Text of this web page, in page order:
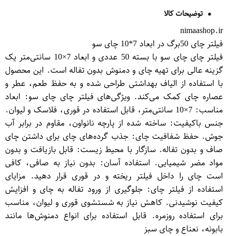
توضیحات کالا
nimaashop.ir
فیلتر چای 50برگ در ابعاد 7*10 چای سو
فیلتر چای چای سو با بسته 50 عددی و ابعاد 7×10 سانتی‌متر یک
گزینه عالی برای تهیه چای و دمنوش بدون تفاله است. این محصول
با استفاده از الیاف بهداشتی طراحی شده و به حفظ طعم، عطر و
عصاره چای کمک می‌کند. ویژگی‌های فیلتر چای چای سو: ابعاد
مناسب: 7×10 سانتی‌متر، قابل استفاده در قوری، فلاسک و لیوان.
جنس باکیفیت: ساخته شده از پارچه نانواون، مقاوم در برابر آب
جوش. حفظ شفافیت چای: جذب گرده‌های چای برای داشتن چای
صاف و بدون تفاله. سازگار با محیط زیست: قابل بازیافت و بدون
مواد مضر شیمیایی. استفاده آسان: بدون نیاز به صافی، کافی
است چای را داخل فیلتر ریخته و در قوری قرار دهید. مزایای
استفاده از فیلتر چای: جلوگیری از ورود تفاله به چای و افزایش
کیفیت نوشیدنی. کاهش نیاز به شستشوی قوری و لیوان، مناسب
برای استفاده روزمره. قابل استفاده برای انواع دمنوش‌ها مانند
بابونه، نعناع و چای سبز